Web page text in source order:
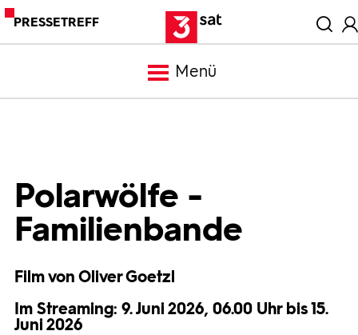
PRESSETREFF
Menü
Mediathek
Trailer
Polarwölfe -
Familienbande
Film von Oliver Goetzl
Im Streaming: 9. Juni 2026, 06.00 Uhr bis 15.
Juni 2026